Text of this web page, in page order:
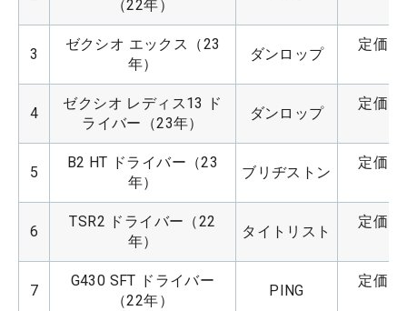
（22年）
3
ゼクシオ エックス（23
年）
ダンロップ
定価
4
ゼクシオ レディス13 ド
ライバー（23年）
ダンロップ
定価
5
B2 HT ドライバー（23
年）
ブリヂストン
定価
6
TSR2 ドライバー（22
年）
タイトリスト
定価
7
G430 SFT ドライバー
（22年）
PING
定価